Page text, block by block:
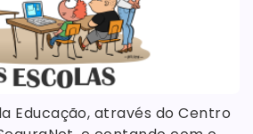
Educação, através do Centro